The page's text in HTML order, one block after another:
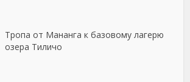
Тропа от Мананга к базовому лагерю
озера Тиличо